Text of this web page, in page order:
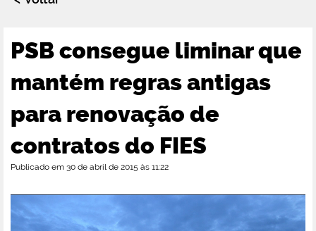
PSB consegue liminar que
mantém regras antigas
para renovação de
contratos do FIES
Publicado em 30 de abril de 2015 às 11:22